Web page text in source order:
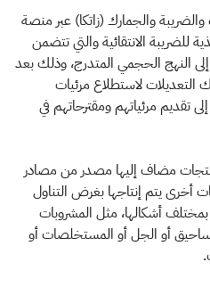
والجمارك (زاتكا) عبر منصة
للضريبة الانتقائية والتي تتضمن
النهج الحجمي المتدرج، وذلك بعد
التعديلات لاستطلاع مرئيات
تقديم مرئياتهم ومقترحاتهم في
مضاف إليها مصدر من مصادر
أخرى يتم إنتاجها بغرض التناول
أشكالها، مثل المشروبات
أو الجل أو المستخلصات أو